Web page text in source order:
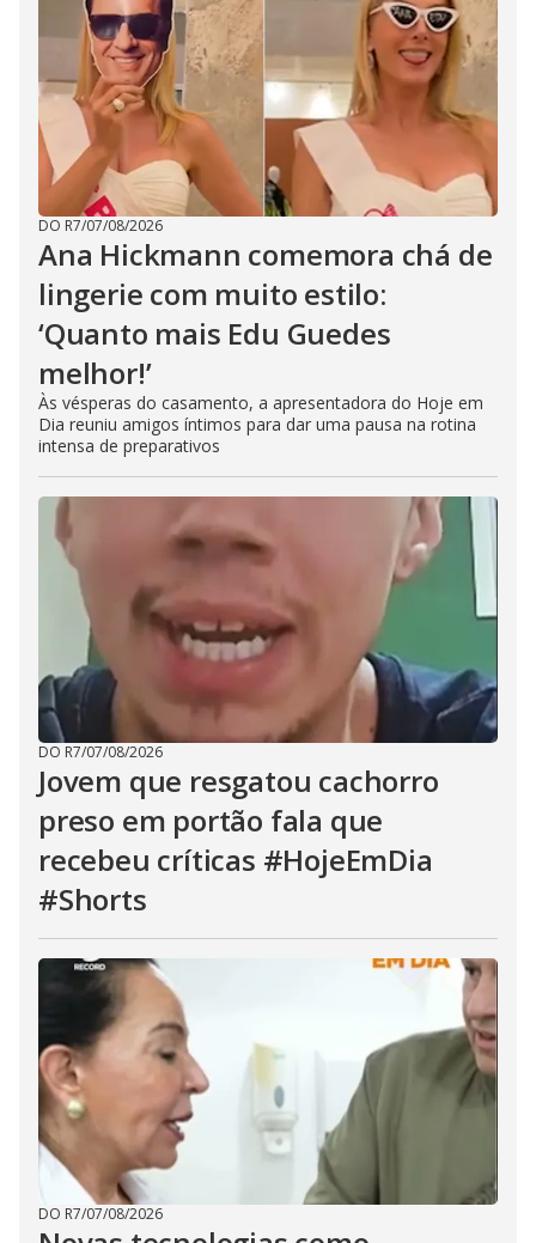
DO R7/07/08/2026
Ana Hickmann comemora chá de
lingerie com muito estilo:
‘Quanto mais Edu Guedes
melhor!’
Às vésperas do casamento, a apresentadora do Hoje em
Dia reuniu amigos íntimos para dar uma pausa na rotina
intensa de preparativos
DO R7/07/08/2026
Jovem que resgatou cachorro
preso em portão fala que
recebeu críticas #HojeEmDia
#Shorts
DO R7/07/08/2026